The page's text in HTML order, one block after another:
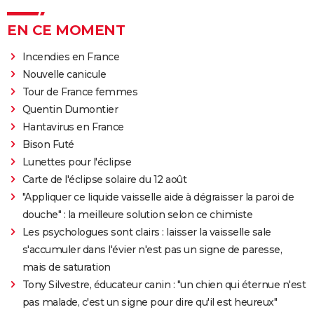
EN CE MOMENT
Incendies en France
Nouvelle canicule
Tour de France femmes
Quentin Dumontier
Hantavirus en France
Bison Futé
Lunettes pour l'éclipse
Carte de l'éclipse solaire du 12 août
"Appliquer ce liquide vaisselle aide à dégraisser la paroi de
douche" : la meilleure solution selon ce chimiste
Les psychologues sont clairs : laisser la vaisselle sale
s'accumuler dans l'évier n'est pas un signe de paresse,
mais de saturation
Tony Silvestre, éducateur canin : "un chien qui éternue n'est
pas malade, c'est un signe pour dire qu'il est heureux"